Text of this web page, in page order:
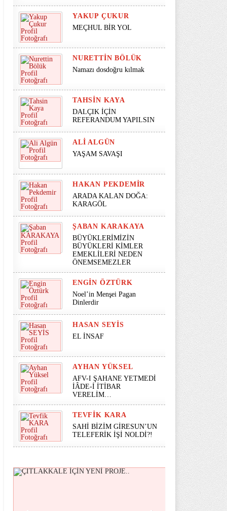
YAKUP ÇUKUR
MEÇHUL BİR YOL
NURETTIN BÖLÜK
Namazı dosdoğru kılmak
TAHSIN KAYA
DALÇIK İÇİN
REFERANDUM YAPILSIN
ALI ALGÜN
YAŞAM SAVAŞI
HAKAN PEKDEMIR
ARADA KALAN DOĞA:
KARAGÖL
ŞABAN KARAKAYA
BÜYÜKLERİMİZİN
BÜYÜKLERİ KİMLER
EMEKLİLERİ NEDEN
ÖNEMSEMEZLER
ENGIN ÖZTÜRK
Noel’in Menşei Pagan
Dinlerdir
HASAN SEYİS
EL İNSAF
AYHAN YÜKSEL
AFV-I ŞAHANE YETMEDİ
İÂDE-İ İTİBAR
VERELİM…
TEVFIK KARA
SAHİ BİZİM GİRESUN’UN
TELEFERİK İŞİ NOLDİ?!